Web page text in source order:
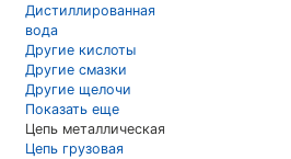
Дистиллированная
вода
Другие кислоты
Другие смазки
Другие щелочи
Показать еще
Цепь металлическая
Цепь грузовая